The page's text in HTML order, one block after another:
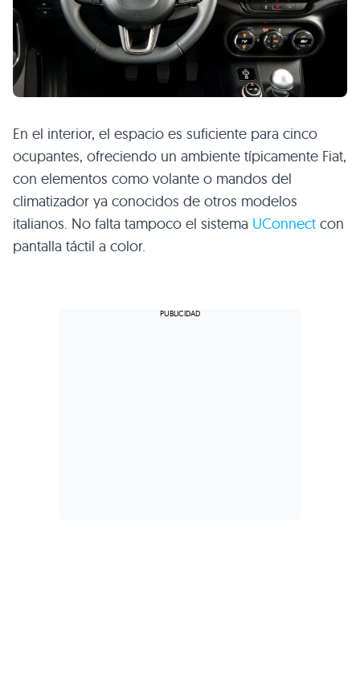
En el interior, el espacio es suficiente para cinco
ocupantes, ofreciendo un ambiente típicamente Fiat,
con elementos como volante o mandos del
climatizador ya conocidos de otros modelos
italianos. No falta tampoco el sistema UConnect con
pantalla táctil a color.